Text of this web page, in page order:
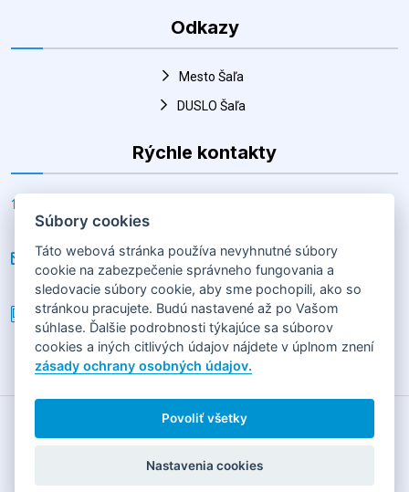
Odkazy
Mesto Šaľa
DUSLO Šaľa
Rýchle kontakty
Horná 30, Šaľa 927 01, Slovenská republika
E-mail
hk@salahandball.sk
Telefón
+(421) 903 856 977
HÁDZANÁRSKY KLUB SLOVAN DUSLO ŠAĽA
GDPR|COOKIES
Súbory cookies
Táto webová stránka používa nevyhnutné súbory
cookie na zabezpečenie správneho fungovania a
sledovacie súbory cookie, aby sme pochopili, ako so
stránkou pracujete. Budú nastavené až po Vašom
súhlase. Ďalšie podrobnosti týkajúce sa súborov
cookies a iných citlivých údajov nájdete v úplnom znení
zásady ochrany osobných údajov.
Povoliť všetky
Nastavenia cookies